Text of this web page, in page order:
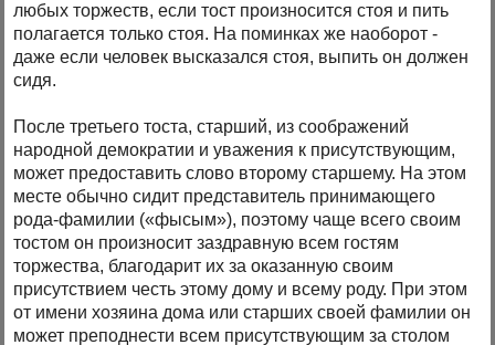
любых торжеств, если тост произносится стоя и пить
полагается только стоя. На поминках же наоборот -
даже если человек высказался стоя, выпить он должен
сидя.
После третьего тоста, старший, из соображений
народной демократии и уважения к присутствующим,
может предоставить слово второму старшему. На этом
месте обычно сидит представитель принимающего
рода-фамилии («фысым»), поэтому чаще всего своим
тостом он произносит заздравную всем гостям
торжества, благодарит их за оказанную своим
присутствием честь этому дому и всему роду. При этом
от имени хозяина дома или старших своей фамилии он
может преподнести всем присутствующим за столом